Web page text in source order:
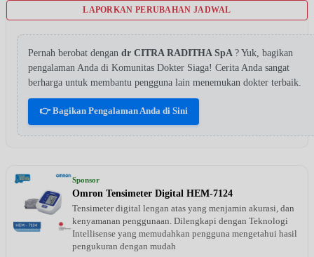
LAPORKAN PERUBAHAN JADWAL
Pernah berobat dengan dr CITRA RADITHA SpA ? Yuk, bagikan
pengalaman Anda di Komunitas Dokter Siaga! Cerita Anda sangat
berharga untuk membantu pengguna lain menemukan dokter terbaik.
👉 Bagikan Pengalaman Anda di Sini
Sponsor
Omron Tensimeter Digital HEM-7124
Tensimeter digital lengan atas yang menjamin akurasi, dan
kenyamanan penggunaan. Dilengkapi dengan Teknologi
Intellisense yang memudahkan pengguna mengetahui hasil
pengukuran dengan mudah